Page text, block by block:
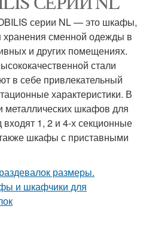
серии NL — это шкафы,
хранения сменной одежды в
и других помещениях.
стали
в себе привлекательный
характеристики. В
металлических шкафов для
1, 2 и 4-х секционные
шкафы с приставными